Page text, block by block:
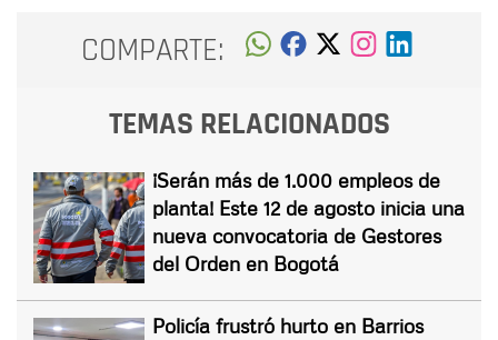
COMPARTE:
TEMAS RELACIONADOS
¡Serán más de 1.000 empleos de
planta! Este 12 de agosto inicia una
nueva convocatoria de Gestores
del Orden en Bogotá
Policía frustró hurto en Barrios